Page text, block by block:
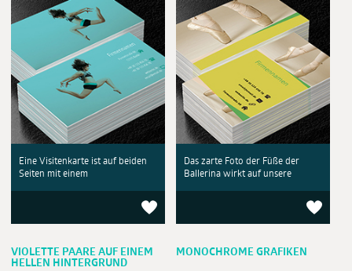
Eine Visitenkarte ist auf beiden
Seiten mit einem
Das zarte Foto der Füße der
Ballerina wirkt auf unsere
VIOLETTE PAARE AUF EINEM
HELLEN HINTERGRUND
MONOCHROME GRAFIKEN